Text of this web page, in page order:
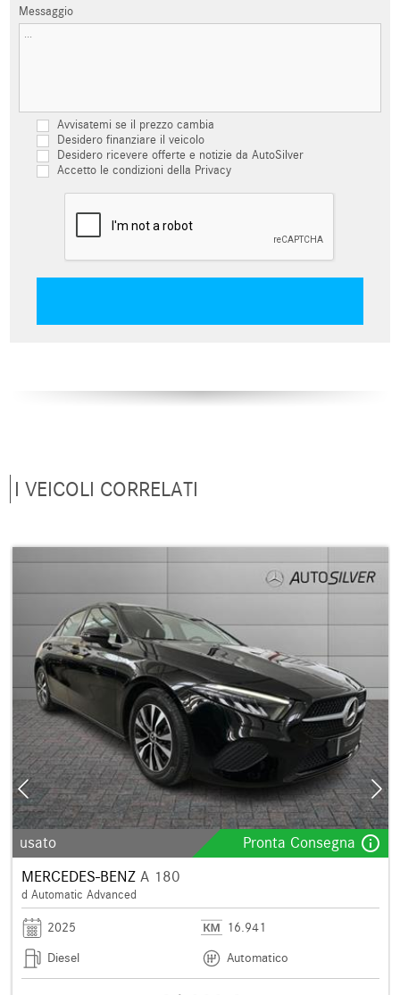
Messaggio
Avvisatemi se il prezzo cambia
Desidero finanziare il veicolo
Desidero ricevere offerte e notizie da AutoSilver
Accetto le condizioni della Privacy
I VEICOLI CORRELATI
usato Pronta Consegna info_outline
MERCEDES-BENZA 180
d Automatic Advanced
2025
16.941
Diesel
Automatico